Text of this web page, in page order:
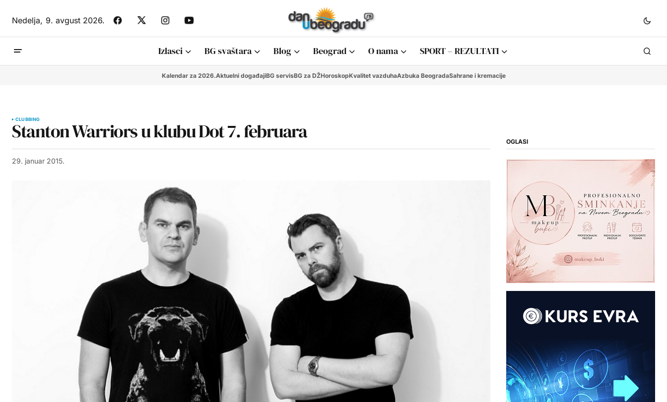
Nedelja,9. avgust 2026.
Izlasci BG svaštara Blog Beograd O nama SPORT – REZULTATI
Kalendar za 2026.Aktuelni događajiBG servisBG za DŽHoroskopKvalitet vazduhaAzbuka BeogradaSahrane i kremacije
CLUBBING
Stanton Warriors u klubu Dot 7. februara
29. januar 2015.
OGLASI